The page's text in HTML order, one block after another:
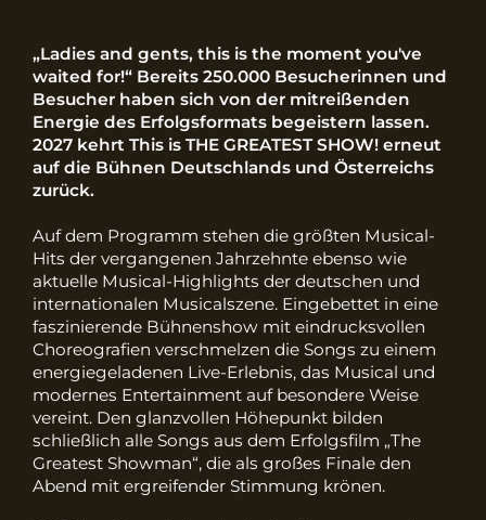
„Ladies and gents, this is the moment you've
waited for!“ Bereits 250.000 Besucherinnen und
Besucher haben sich von der mitreißenden
Energie des Erfolgsformats begeistern lassen.
2027 kehrt This is THE GREATEST SHOW! erneut
auf die Bühnen Deutschlands und Österreichs
zurück.
Auf dem Programm stehen die größten Musical-
Hits der vergangenen Jahrzehnte ebenso wie
aktuelle Musical-Highlights der deutschen und
internationalen Musicalszene. Eingebettet in eine
faszinierende Bühnenshow mit eindrucksvollen
Choreografien verschmelzen die Songs zu einem
energiegeladenen Live-Erlebnis, das Musical und
modernes Entertainment auf besondere Weise
vereint. Den glanzvollen Höhepunkt bilden
schließlich alle Songs aus dem Erfolgsfilm „The
Greatest Showman“, die als großes Finale den
Abend mit ergreifender Stimmung krönen.